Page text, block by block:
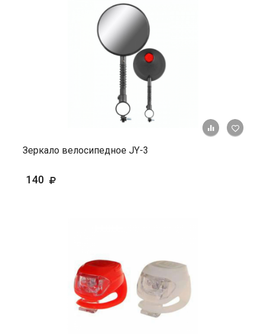
+ К
Зеркало велосипедное JY-3
140